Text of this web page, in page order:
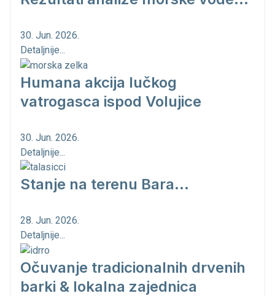
30. Jun. 2026.
Detaljnije...
Humana akcija lučkog
vatrogasca ispod Volujice
30. Jun. 2026.
Detaljnije...
Stanje na terenu Bara...
28. Jun. 2026.
Detaljnije...
Očuvanje tradicionalnih drvenih
barki & lokalna zajednica